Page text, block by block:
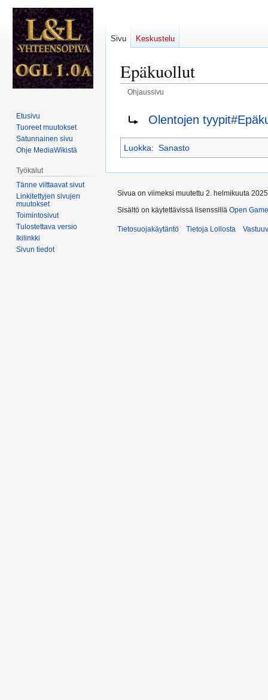
Epäkuollut
Ohjaussivu
navigaatioon
hakuun
Ohjaus sivulle:Olentojen
Luokka: Sanasto
Sivu Keskustelu
Etusivu
Tuoreet muutokset
Satunnainen sivu
Ohje MediaWikistä
Työkalut
Tänne viittaavat sivut
Linkitettyjen sivujen
muutokset
Toimintosivut
Tulostettava versio
Ikilinkki
Sivun tiedot
Sivua on viimeksi muutettu 2. helmikuuta
Sisältö on käytettävissä lisenssillä Open
Tietosuojakäytäntö Tietoja Lollosta